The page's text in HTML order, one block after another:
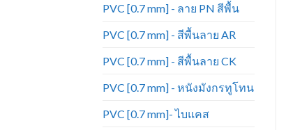
PVC [0.7 mm] - ลาย PN สีพื้น
PVC [0.7 mm] - สีพื้นลาย AR
PVC [0.7 mm] - สีพื้นลาย CK
PVC [0.7 mm] - หนังมังกรทูโทน
PVC [0.7 mm]- ไบแคส
หนัง PVC สีพื้น ลาย PD ความหนา
หลายมากกว่าหนังแท้ ทนทานต่อการ
เฟอร์นิเจอร์ โซฟา เก้าอี้ บุหัวเตียง
และงานตกแต่งภายใน เป็นต้น (
ราคาขายยกม้วน ม้วนละ 50 หลา)
เทียม_PD152
หนัง PVC สีพื้น ลาย PD ความหนา
หลายมากกว่าหนังแท้ ทนทานต่อการ
เฟอร์นิเจอร์ โซฟา เก้าอี้ บุหัวเตียง
คอกกั้นเด็ก กระเป๋า เครื่องประดับ
และงานตกแต่งภายใน เป็นต้น (
ราคาขายยกม้วน ม้วนละ 50 หลา)